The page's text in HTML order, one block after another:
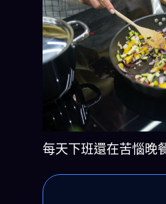
每天下班還在苦惱晚